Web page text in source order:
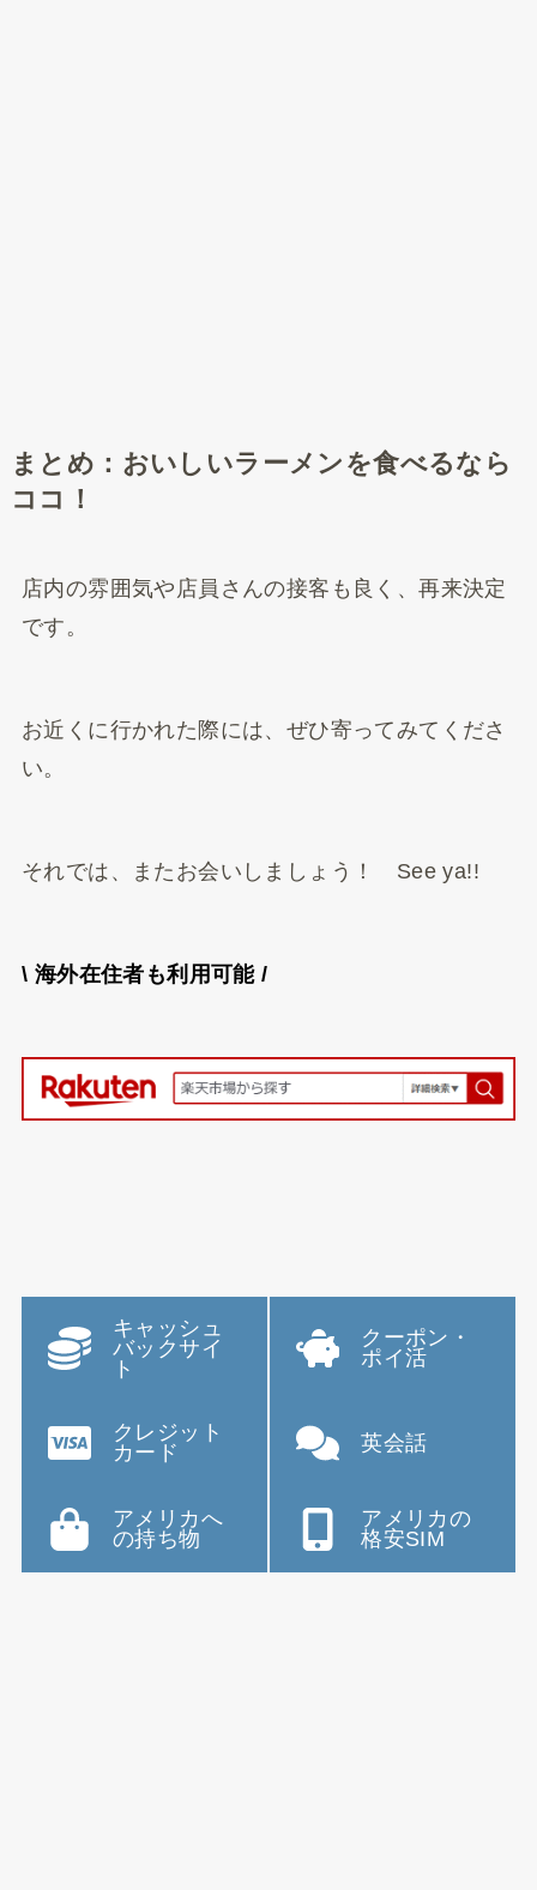
まとめ：おいしいラーメンを食べるなら
ココ！
店内の雰囲気や店員さんの接客も良く、再来決定
です。
お近くに行かれた際には、ぜひ寄ってみてくださ
い。
それでは、またお会いしましょう！ See ya!!
\ 海外在住者も利用可能 /
キャッシュ
バックサイ
ト
クーポン・
ポイ活
クレジット
カード
英会話
アメリカへ
の持ち物
アメリカの
格安SIM